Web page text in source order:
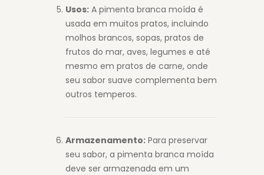
Usos: A pimenta branca moída é
usada em muitos pratos, incluindo
molhos brancos, sopas, pratos de
frutos do mar, aves, legumes e até
mesmo em pratos de carne, onde
seu sabor suave complementa bem
outros temperos.
Armazenamento: Para preservar
seu sabor, a pimenta branca moída
deve ser armazenada em um